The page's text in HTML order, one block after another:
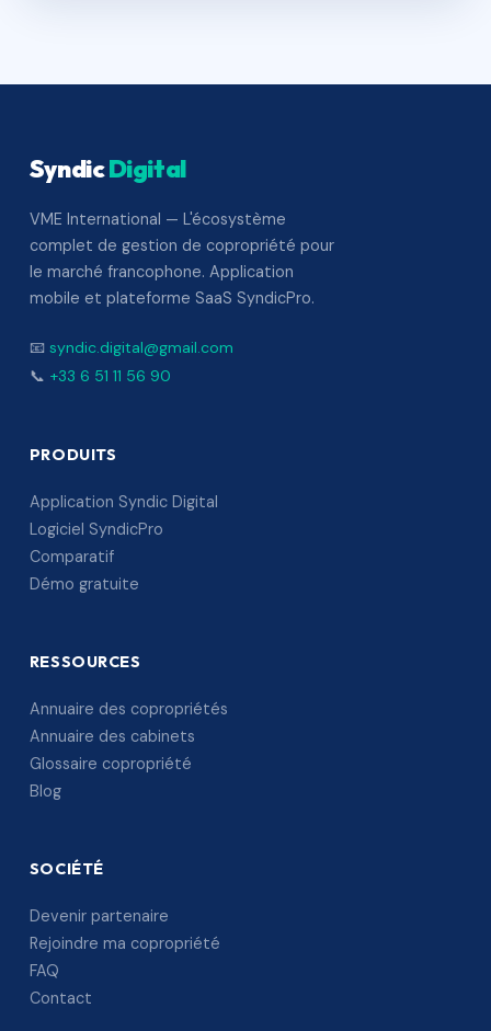
SyndicDigital
VME International — L'écosystème
complet de gestion de copropriété pour
le marché francophone. Application
mobile et plateforme SaaS SyndicPro.
📧 syndic.digital@gmail.com
📞 +33 6 51 11 56 90
PRODUITS
Application Syndic Digital
Logiciel SyndicPro
Comparatif
Démo gratuite
RESSOURCES
Annuaire des copropriétés
Annuaire des cabinets
Glossaire copropriété
Blog
SOCIÉTÉ
Devenir partenaire
Rejoindre ma copropriété
FAQ
Contact